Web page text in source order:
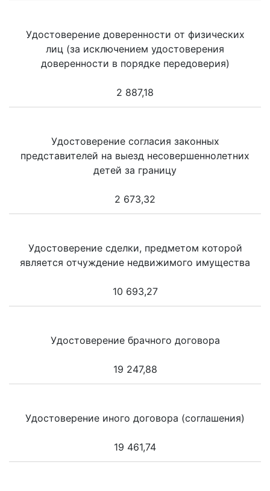
Удостоверение доверенности от физических
лиц (за исключением удостоверения
доверенности в порядке передоверия)
2 887,18
Удостоверение согласия законных
представителей на выезд несовершеннолетних
детей за границу
2 673,32
Удостоверение сделки, предметом которой
является отчуждение недвижимого имущества
10 693,27
Удостоверение брачного договора
19 247,88
Удостоверение иного договора (соглашения)
19 461,74